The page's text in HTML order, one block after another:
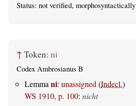
Status: not verified, morphosyntactically
↑ Token: ni
Codex Ambrosianus B
Lemmani: unassigned(Indecl.)
WS 1910, p. 100: nicht